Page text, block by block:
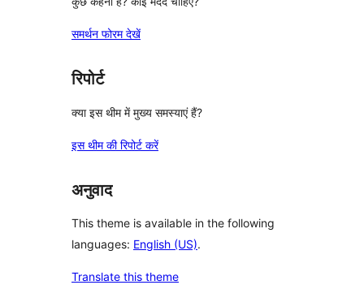
समर्थन फोरम देखें
रिपोर्ट
क्या इस थीम में मुख्य समस्याएं हैं?
इस थीम की रिपोर्ट करें
अनुवाद
This theme is available in the following
languages: English (US).
Translate this theme